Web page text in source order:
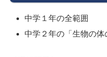
中学１年の全範囲
中学２年の「生物の